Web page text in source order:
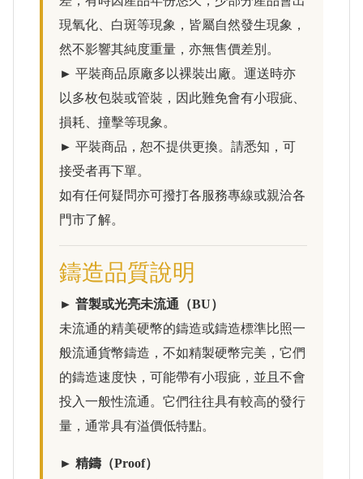
現氧化、白斑等現象，皆屬自然發生現象，
然不影響其純度重量，亦無售價差別。
► 平裝商品原廠多以裸裝出廠。運送時亦
以多枚包裝或管裝，因此難免會有小瑕疵、
損耗、撞擊等現象。
► 平裝商品，恕不提供更換。請悉知，可
接受者再下單。
如有任何疑問亦可撥打各服務專線或親洽各
門市了解。
鑄造品質說明
► 普製或光亮未流通（BU）
未流通的精美硬幣的鑄造或鑄造標準比照一
般流通貨幣鑄造，不如精製硬幣完美，它們
的鑄造速度快，可能帶有小瑕疵，並且不會
投入一般性流通。它們往往具有較高的發行
量，通常具有溢價低特點。
► 精鑄（Proof）